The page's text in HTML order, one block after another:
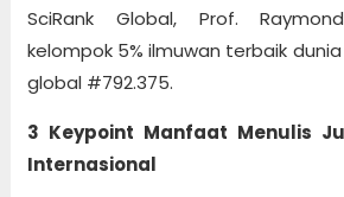
SciRank Global, Prof.
kelompok 5% ilmuwan terbaik
global #792.375.
3 Keypoint Manfaat Menulis
Internasional